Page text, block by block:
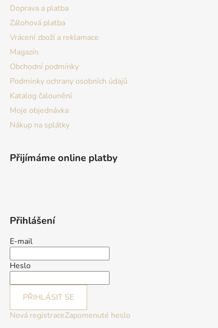
Doprava a platba
Zálohová platba
Vrácení zboží a reklamace
Magazín
Obchodní podmínky
Podmínky ochrany osobních údajů
Katalog čalounění
Moje objednávka
Nákup na splátky
Přijímáme online platby
Přihlášení
E-mail
Heslo
PŘIHLÁSIT SE
Nová registraceZapomenuté heslo